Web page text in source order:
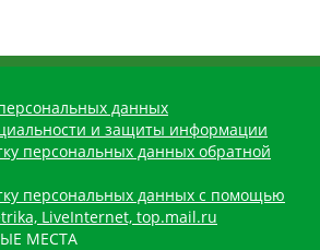
данных
и защиты информации
персональных данных обратной
персональных данных с помощью
LiveInternet, top.mail.ru
МЕСТА